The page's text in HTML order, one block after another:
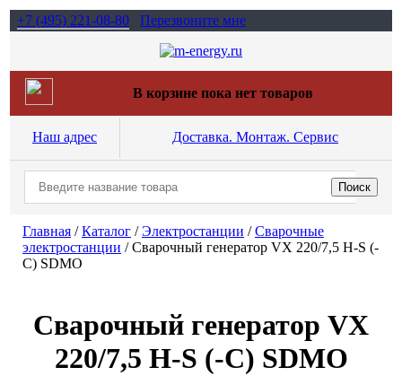
+7 (495) 221-08-80 Перезвоните мне
В корзине пока нет товаров
Наш адрес Доставка. Монтаж. Сервис
Главная /Каталог /Электростанции /Сварочные
электростанции /Сварочный генератор VX 220/7,5 H-S (-
C) SDMO
Сварочный генератор VX
220/7,5 H-S (-C) SDMO